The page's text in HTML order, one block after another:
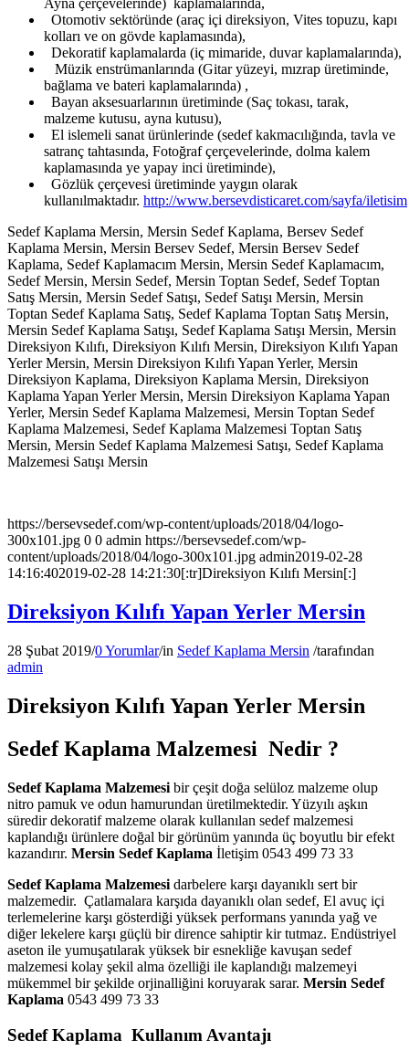
Ayna çerçevelerinde) kaplamalarında,
Otomotiv sektöründe (araç içi direksiyon, Vites topuzu, kapı
kolları ve on gövde kaplamasında),
Dekoratif kaplamalarda (iç mimaride, duvar kaplamalarında),
Müzik enstrümanlarında (Gitar yüzeyi, mızrap üretiminde,
bağlama ve bateri kaplamalarında) ,
Bayan aksesuarlarının üretiminde (Saç tokası, tarak,
malzeme kutusu, ayna kutusu),
El islemeli sanat ürünlerinde (sedef kakmacılığında, tavla ve
satranç tahtasında, Fotoğraf çerçevelerinde, dolma kalem
kaplamasında ye yapay inci üretiminde),
Gözlük çerçevesi üretiminde yaygın olarak
kullanılmaktadır. http://www.bersevdisticaret.com/sayfa/iletisim
Sedef Kaplama Mersin, Mersin Sedef Kaplama, Bersev Sedef
Kaplama Mersin, Mersin Bersev Sedef, Mersin Bersev Sedef
Kaplama, Sedef Kaplamacım Mersin, Mersin Sedef Kaplamacım,
Sedef Mersin, Mersin Sedef, Mersin Toptan Sedef, Sedef Toptan
Satış Mersin, Mersin Sedef Satışı, Sedef Satışı Mersin, Mersin
Toptan Sedef Kaplama Satış, Sedef Kaplama Toptan Satış Mersin,
Mersin Sedef Kaplama Satışı, Sedef Kaplama Satışı Mersin, Mersin
Direksiyon Kılıfı, Direksiyon Kılıfı Mersin, Direksiyon Kılıfı Yapan
Yerler Mersin, Mersin Direksiyon Kılıfı Yapan Yerler, Mersin
Direksiyon Kaplama, Direksiyon Kaplama Mersin, Direksiyon
Kaplama Yapan Yerler Mersin, Mersin Direksiyon Kaplama Yapan
Yerler, Mersin Sedef Kaplama Malzemesi, Mersin Toptan Sedef
Kaplama Malzemesi, Sedef Kaplama Malzemesi Toptan Satış
Mersin, Mersin Sedef Kaplama Malzemesi Satışı, Sedef Kaplama
Malzemesi Satışı Mersin
https://bersevsedef.com/wp-content/uploads/2018/04/logo-
300x101.jpg 0 0 admin https://bersevsedef.com/wp-
content/uploads/2018/04/logo-300x101.jpg admin2019-02-28
14:16:402019-02-28 14:21:30[:tr]Direksiyon Kılıfı Mersin[:]
Direksiyon Kılıfı Yapan Yerler Mersin
28 Şubat 2019/0 Yorumlar/in Sedef Kaplama Mersin /tarafından
admin
Direksiyon Kılıfı Yapan Yerler Mersin
Sedef Kaplama Malzemesi Nedir ?
Sedef Kaplama Malzemesi bir çeşit doğa selüloz malzeme olup
nitro pamuk ve odun hamurundan üretilmektedir. Yüzyılı aşkın
süredir dekoratif malzeme olarak kullanılan sedef malzemesi
kaplandığı ürünlere doğal bir görünüm yanında üç boyutlu bir efekt
kazandırır. Mersin Sedef Kaplama İletişim 0543 499 73 33
Sedef Kaplama Malzemesi darbelere karşı dayanıklı sert bir
malzemedir. Çatlamalara karşıda dayanıklı olan sedef, El avuç içi
terlemelerine karşı gösterdiği yüksek performans yanında yağ ve
diğer lekelere karşı güçlü bir dirence sahiptir kir tutmaz. Endüstriyel
aseton ile yumuşatılarak yüksek bir esnekliğe kavuşan sedef
malzemesi kolay şekil alma özelliği ile kaplandığı malzemeyi
mükemmel bir şekilde orjinalliğini koruyarak sarar. Mersin Sedef
Kaplama 0543 499 73 33
Sedef Kaplama Kullanım Avantajı